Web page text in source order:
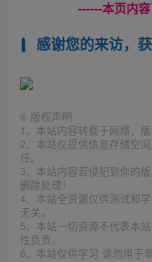
------本页内
感谢您的来访，
© 版权声明
1、本站内容转载于网络，版
2、本站仅提供信息存储空
任。
3、本站内容若侵犯到你的
删除处理！
4、本站全资源仅供测试和
无关。
5、本站一切资源不代表本
性负责。
6、本站仅供学习 请勿用于